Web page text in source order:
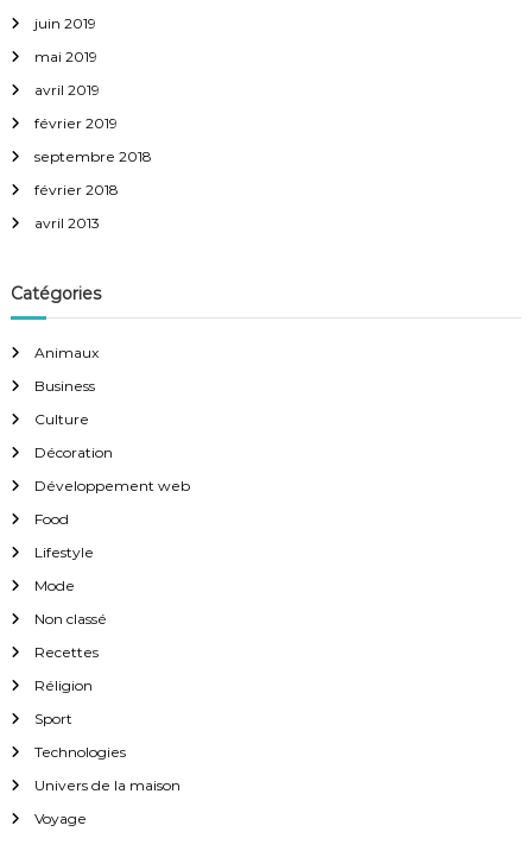
juin 2019
mai 2019
avril 2019
février 2019
septembre 2018
février 2018
avril 2013
Catégories
Animaux
Business
Culture
Décoration
Développement web
Food
Lifestyle
Mode
Non classé
Recettes
Réligion
Sport
Technologies
Univers de la maison
Voyage